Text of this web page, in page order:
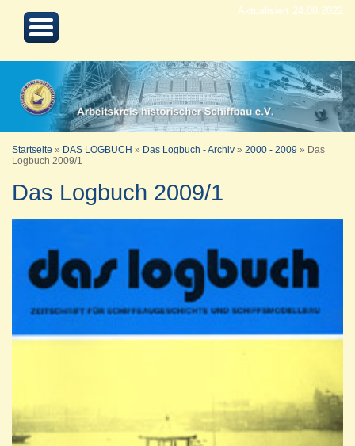
Aktualisiert 24.08.2022
Startseite » DAS LOGBUCH » Das Logbuch - Archiv » 2000 - 2009 »
Das
Logbuch 2009/1
Das Logbuch 2009/1